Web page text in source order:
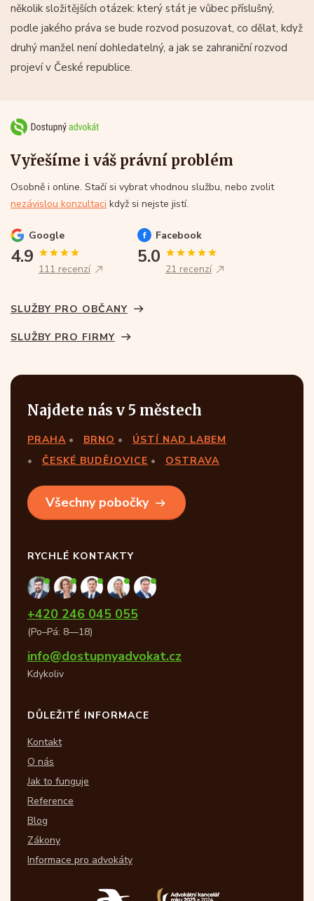
několik složitějších otázek: který stát je vůbec příslušný,
podle jakého práva se bude rozvod posuzovat, co dělat, když
druhý manžel není dohledatelný, a jak se zahraniční rozvod
projeví v České republice.
Vyřešíme i váš právní problém
Osobně i online. Stačí si vybrat vhodnou službu, nebo zvolit
nezávislou konzultaci když si nejste jistí.
Google
4.9
111 recenzí
Facebook
5.0
21 recenzí
SLUŽBY PRO OBČANY
SLUŽBY PRO FIRMY
Najdete nás v 5 městech
PRAHA BRNO
ÚSTÍ NAD LABEM
ČESKÉ BUDĚJOVICE
OSTRAVA
Všechny pobočky
RYCHLÉ KONTAKTY
+420 246 045 055
(Po–Pá: 8—18)
info@dostupnyadvokat.cz
Kdykoliv
DŮLEŽITÉ INFORMACE
Kontakt
O nás
Jak to funguje
Reference
Blog
Zákony
Informace pro advokáty